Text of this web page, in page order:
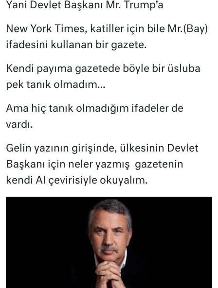
Yani Devlet Başkanı Mr. Trump’a
New York Times, katiller için bile Mr.(Bay)
ifadesini kullanan bir gazete.
Kendi payıma gazetede böyle bir üsluba
pek tanık olmadım…
Ama hiç tanık olmadığım ifadeler de
vardı.
Gelin yazının girişinde, ülkesinin Devlet
Başkanı için neler yazmış gazetenin
kendi AI çevirisiyle okuyalım.